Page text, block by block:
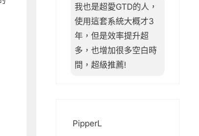
我也是超愛GTD的人，
使用這套系統大概才3
年，但是效率提升超
多，也增加很多空白時
間，超級推薦!
PipperL